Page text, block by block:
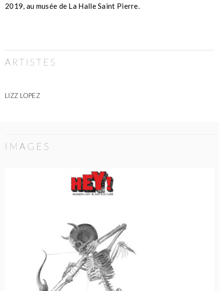
2019, au musée de La Halle Saint Pierre.
ARTISTES
LIZZ LOPEZ
IMAGES